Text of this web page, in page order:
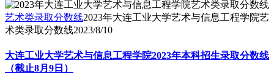
艺术类录取分数线2023年大连工业大学艺术与信息工程学院艺
术类录取分数线2023/8/10
大连工业大学艺术与信息工程学院2023年本科招生录取分数线
（截止8月9日）